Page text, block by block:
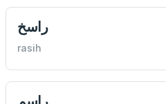
راسخ
rasih